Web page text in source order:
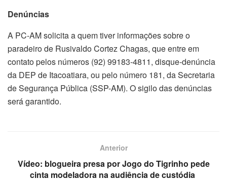
Denúncias
A PC-AM solicita a quem tiver informações sobre o
paradeiro de Rusivaldo Cortez Chagas, que entre em
contato pelos números (92) 99183-4811, disque-denúncia
da DEP de Itacoatiara, ou pelo número 181, da Secretaria
de Segurança Pública (SSP-AM). O sigilo das denúncias
será garantido.
Anterior
Vídeo: blogueira presa por Jogo do Tigrinho pede
cinta modeladora na audiência de custódia